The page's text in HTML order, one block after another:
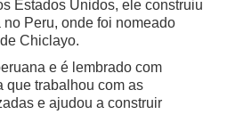
Estados Unidos, ele construiu
Peru, onde foi nomeado
Chiclayo.
e é lembrado com
que trabalhou com as
e ajudou a construir